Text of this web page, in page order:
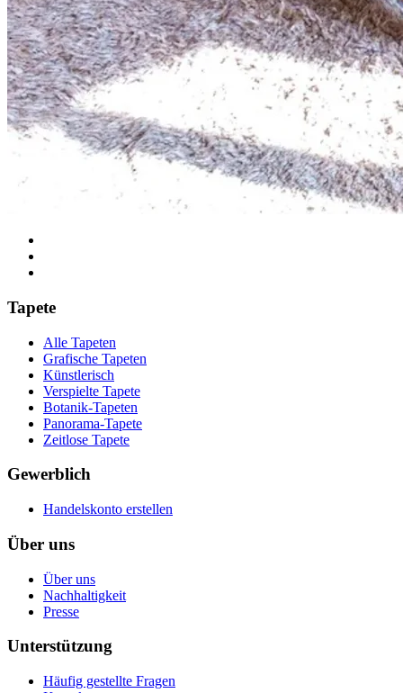
Tapete
Alle Tapeten
Grafische Tapeten
Künstlerisch
Verspielte Tapete
Botanik-Tapeten
Panorama-Tapete
Zeitlose Tapete
Gewerblich
Handelskonto erstellen
Über uns
Über uns
Nachhaltigkeit
Presse
Unterstützung
Häufig gestellte Fragen